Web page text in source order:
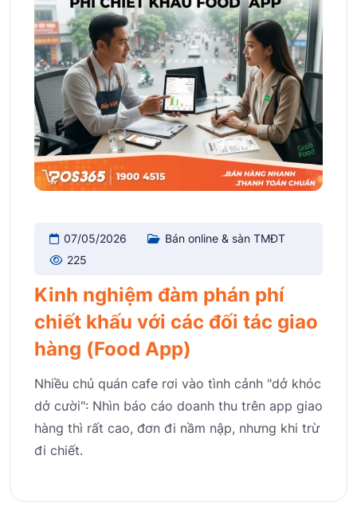
07/05/2026
Bán online & sàn TMĐT
225
Kinh nghiệm đàm phán phí
chiết khấu với các đối tác giao
hàng (Food App)
Nhiều chủ quán cafe rơi vào tình cảnh "dở khóc
dở cười": Nhìn báo cáo doanh thu trên app giao
hàng thì rất cao, đơn đi nầm nập, nhưng khi trừ
đi chiết.